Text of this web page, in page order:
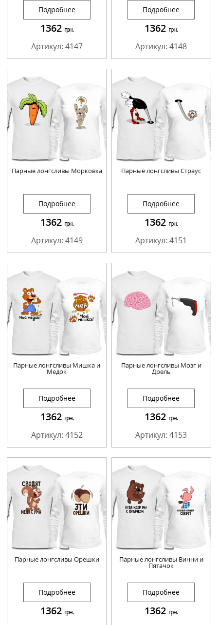
Подробнее
1362 грн.
Артикул: 4147
Подробнее
1362 грн.
Артикул: 4148
Парные лонгсливы Морковка
Подробнее
1362 грн.
Артикул: 4149
Парные лонгсливы Страус
Подробнее
1362 грн.
Артикул: 4151
Парные лонгсливы Мишка и
Медок
Подробнее
1362 грн.
Артикул: 4152
Парные лонгсливы Мозг и
Дрель
Подробнее
1362 грн.
Артикул: 4153
Парные лонгсливы Орешки
Подробнее
1362 грн.
Парные лонгсливы Винни и
Пятачок
Подробнее
1362 грн.